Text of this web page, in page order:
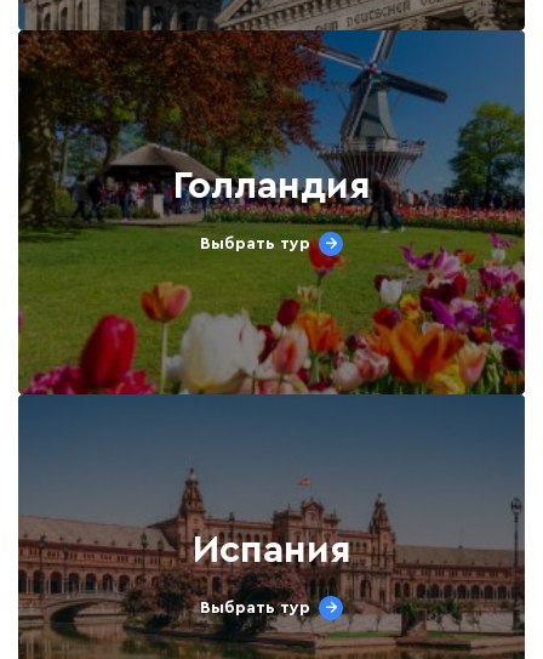
Голландия
Выбрать тур
Испания
Выбрать тур